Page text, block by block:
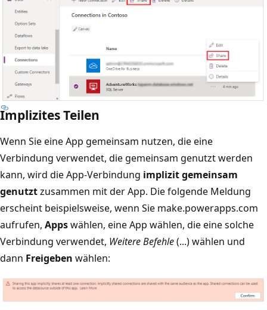
Implizites Teilen
Wenn Sie eine App gemeinsam nutzen, die eine
Verbindung verwendet, die gemeinsam genutzt werden
kann, wird die App-Verbindung implizit gemeinsam
genutztzusammen mit der App. Die folgende Meldung
erscheint beispielsweise, wenn Sie make.powerapps.com
aufrufen, Appswählen, eine App wählen, die eine solche
Verbindung verwendet, Weitere Befehle(...) wählen und
dann Freigeben wählen: